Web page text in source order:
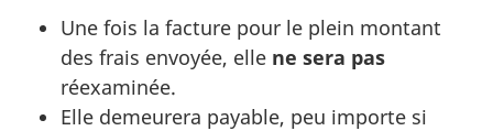
Une fois la facture pour le plein montant
des frais envoyée, elle ne sera pas
réexaminée.
Elle demeurera payable, peu importe si